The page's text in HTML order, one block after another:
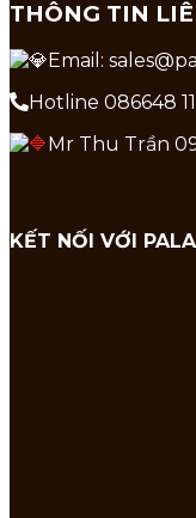
THÔNG TIN
Email:
Hotline 086648
Mr Thu Trần
KẾT NỐI VỚI